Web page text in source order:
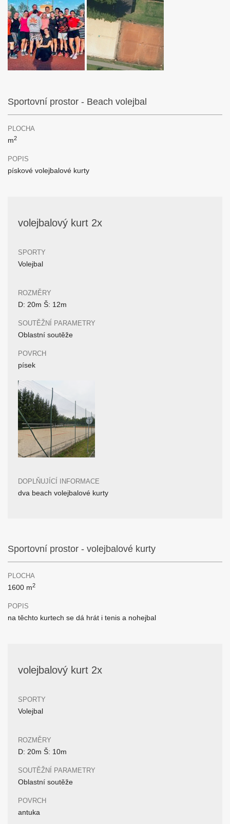
Sportovní prostor - Beach volejbal
PLOCHA
m2
POPIS
pískové volejbalové kurty
volejbalový kurt 2x
SPORTY
Volejbal
ROZMĚRY
D: 20m Š: 12m
SOUTĚŽNÍ PARAMETRY
Oblastní soutěže
POVRCH
písek
DOPLŇUJÍCÍ INFORMACE
dva beach volejbalové kurty
Sportovní prostor - volejbalové kurty
PLOCHA
1600 m2
POPIS
na těchto kurtech se dá hrát i tenis a nohejbal
volejbalový kurt 2x
SPORTY
Volejbal
ROZMĚRY
D: 20m Š: 10m
SOUTĚŽNÍ PARAMETRY
Oblastní soutěže
POVRCH
antuka